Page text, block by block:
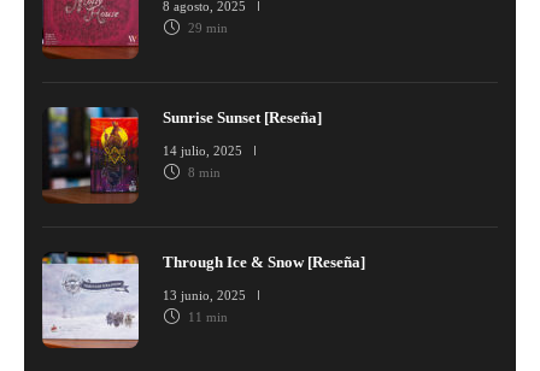
8 agosto, 2025
29 min
Sunrise Sunset [Reseña]
14 julio, 2025
8 min
Through Ice & Snow [Reseña]
13 junio, 2025
11 min